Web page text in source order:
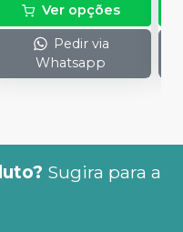
Ver opções
Pedir via
Whatsapp
Sugira para a